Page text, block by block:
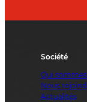
Société
Qui
Nous
Actualités